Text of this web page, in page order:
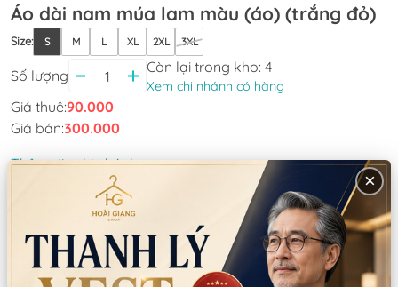
Áo dài nam múa lam màu (áo) (trắng đỏ)
Size: S M L XL 2XL 3XL
Số lượng
Còn lại trong kho: 4
Xem chi nhánh có hàng
Giá thuê:90.000
Giá bán:300.000
Thông tin chi nhánh
*LƯU Ý: Thời gian làm việc các chi nhánh khác nhau. Quý khách
vui lòng xem kỹ
CN Quận 5
Tồn: 1
×